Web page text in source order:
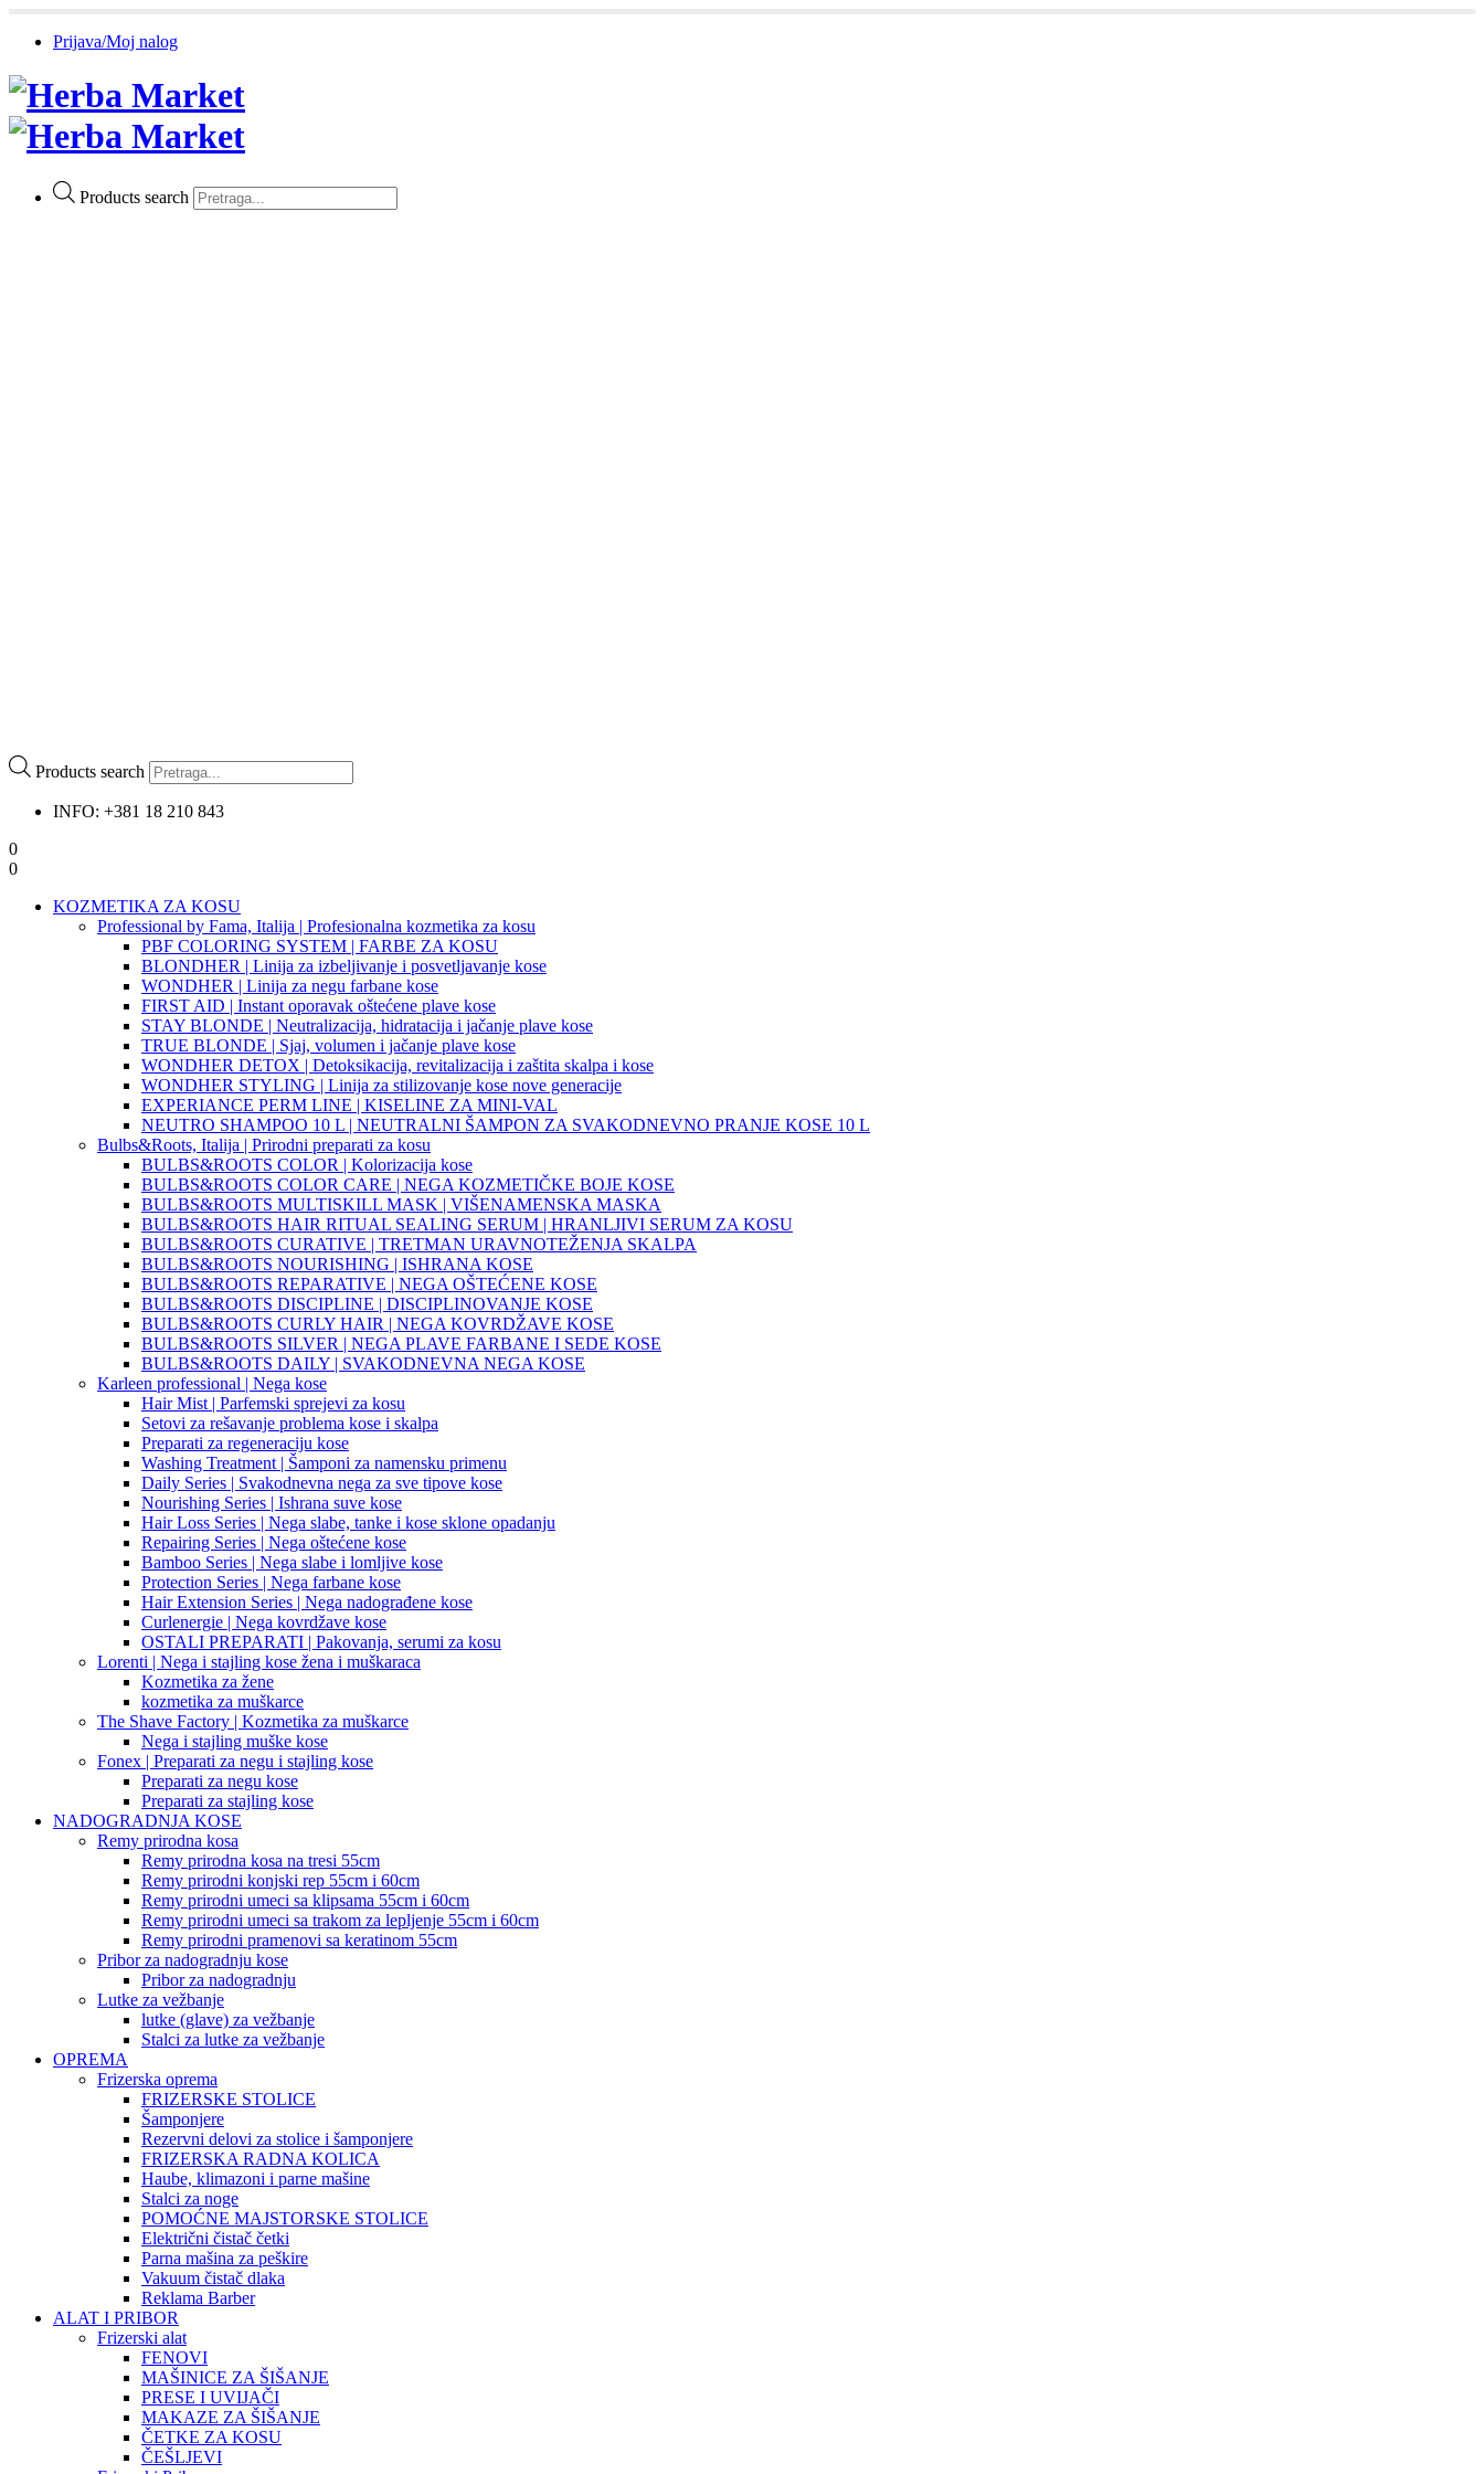
Prijava/Moj nalog
Products search
Products search
INFO: +381 18 210 843
0
0
KOZMETIKA ZA KOSU
Professional by Fama, Italija | Profesionalna kozmetika za kosu
PBF COLORING SYSTEM | FARBE ZA KOSU
BLONDHER | Linija za izbeljivanje i posvetljavanje kose
WONDHER | Linija za negu farbane kose
FIRST AID | Instant oporavak oštećene plave kose
STAY BLONDE | Neutralizacija, hidratacija i jačanje plave kose
TRUE BLONDE | Sjaj, volumen i jačanje plave kose
WONDHER DETOX | Detoksikacija, revitalizacija i zaštita skalpa i kose
WONDHER STYLING | Linija za stilizovanje kose nove generacije
EXPERIANCE PERM LINE | KISELINE ZA MINI-VAL
NEUTRO SHAMPOO 10 L | NEUTRALNI ŠAMPON ZA SVAKODNEVNO PRANJE KOSE 10 L
Bulbs&Roots, Italija | Prirodni preparati za kosu
BULBS&ROOTS COLOR | Kolorizacija kose
BULBS&ROOTS COLOR CARE | NEGA KOZMETIČKE BOJE KOSE
BULBS&ROOTS MULTISKILL MASK | VIŠENAMENSKA MASKA
BULBS&ROOTS HAIR RITUAL SEALING SERUM | HRANLJIVI SERUM ZA KOSU
BULBS&ROOTS CURATIVE | TRETMAN URAVNOTEŽENJA SKALPA
BULBS&ROOTS NOURISHING | ISHRANA KOSE
BULBS&ROOTS REPARATIVE | NEGA OŠTEĆENE KOSE
BULBS&ROOTS DISCIPLINE | DISCIPLINOVANJE KOSE
BULBS&ROOTS CURLY HAIR | NEGA KOVRDŽAVE KOSE
BULBS&ROOTS SILVER | NEGA PLAVE FARBANE I SEDE KOSE
BULBS&ROOTS DAILY | SVAKODNEVNA NEGA KOSE
Karleen professional | Nega kose
Hair Mist | Parfemski sprejevi za kosu
Setovi za rešavanje problema kose i skalpa
Preparati za regeneraciju kose
Washing Treatment | Šamponi za namensku primenu
Daily Series | Svakodnevna nega za sve tipove kose
Nourishing Series | Ishrana suve kose
Hair Loss Series | Nega slabe, tanke i kose sklone opadanju
Repairing Series | Nega oštećene kose
Bamboo Series | Nega slabe i lomljive kose
Protection Series | Nega farbane kose
Hair Extension Series | Nega nadograđene kose
Curlenergie | Nega kovrdžave kose
OSTALI PREPARATI | Pakovanja, serumi za kosu
Lorenti | Nega i stajling kose žena i muškaraca
Kozmetika za žene
kozmetika za muškarce
The Shave Factory | Kozmetika za muškarce
Nega i stajling muške kose
Fonex | Preparati za negu i stajling kose
Preparati za negu kose
Preparati za stajling kose
NADOGRADNJA KOSE
Remy prirodna kosa
Remy prirodna kosa na tresi 55cm
Remy prirodni konjski rep 55cm i 60cm
Remy prirodni umeci sa klipsama 55cm i 60cm
Remy prirodni umeci sa trakom za lepljenje 55cm i 60cm
Remy prirodni pramenovi sa keratinom 55cm
Pribor za nadogradnju kose
Pribor za nadogradnju
Lutke za vežbanje
lutke (glave) za vežbanje
Stalci za lutke za vežbanje
OPREMA
Frizerska oprema
FRIZERSKE STOLICE
Šamponjere
Rezervni delovi za stolice i šamponjere
FRIZERSKA RADNA KOLICA
Haube, klimazoni i parne mašine
Stalci za noge
POMOĆNE MAJSTORSKE STOLICE
Električni čistač četki
Parna mašina za peškire
Vakuum čistač dlaka
Reklama Barber
ALAT I PRIBOR
Frizerski alat
FENOVI
MAŠINICE ZA ŠIŠANJE
PRESE I UVIJAČI
MAKAZE ZA ŠIŠANJE
ČETKE ZA KOSU
ČEŠLJEVI